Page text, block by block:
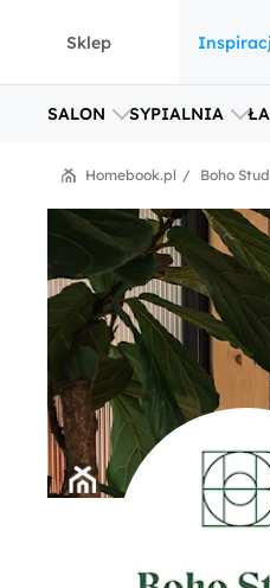
Sklep
SALON SYPIALNIA
Boho
Homebook.pl